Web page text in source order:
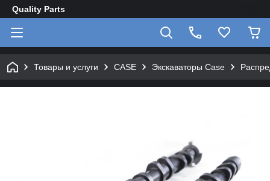
Quality Parts
Товары и услуги CASE Экскаваторы Case